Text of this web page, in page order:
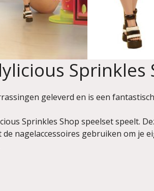
Sprinkles
geleverd en is een
Sprinkles Shop speelset speelt.
nagelaccessoires gebruiken om je